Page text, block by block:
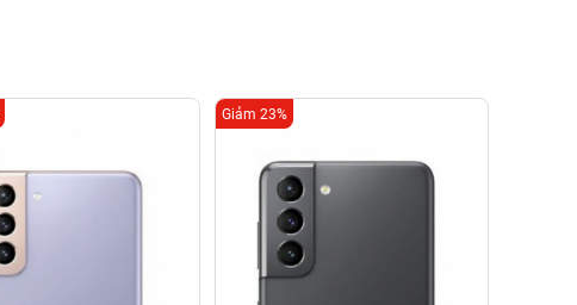
Giảm 23%